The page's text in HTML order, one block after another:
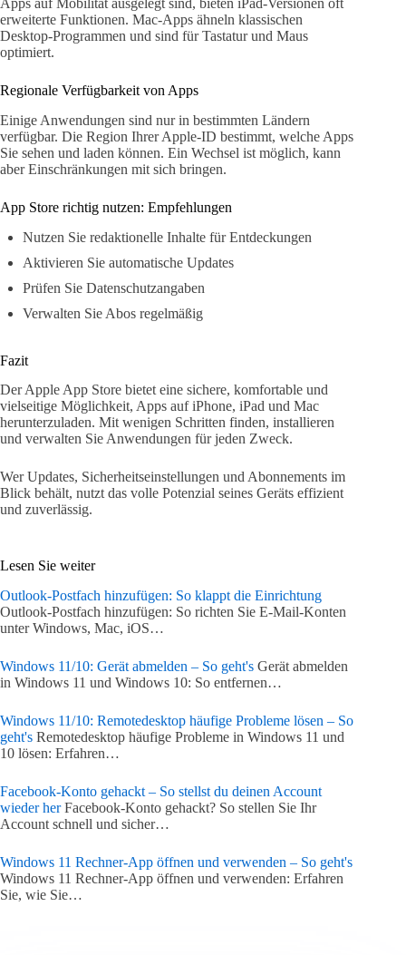
Apps auf Mobilität ausgelegt sind, bieten iPad-Versionen oft
erweiterte Funktionen. Mac-Apps ähneln klassischen
Desktop-Programmen und sind für Tastatur und Maus
optimiert.
Regionale Verfügbarkeit von Apps
Einige Anwendungen sind nur in bestimmten Ländern
verfügbar. Die Region Ihrer Apple-ID bestimmt, welche Apps
Sie sehen und laden können. Ein Wechsel ist möglich, kann
aber Einschränkungen mit sich bringen.
App Store richtig nutzen: Empfehlungen
Nutzen Sie redaktionelle Inhalte für Entdeckungen
Aktivieren Sie automatische Updates
Prüfen Sie Datenschutzangaben
Verwalten Sie Abos regelmäßig
Fazit
Der Apple App Store bietet eine sichere, komfortable und
vielseitige Möglichkeit, Apps auf iPhone, iPad und Mac
herunterzuladen. Mit wenigen Schritten finden, installieren
und verwalten Sie Anwendungen für jeden Zweck.
Wer Updates, Sicherheitseinstellungen und Abonnements im
Blick behält, nutzt das volle Potenzial seines Geräts effizient
und zuverlässig.
Lesen Sie weiter
Outlook-Postfach hinzufügen: So klappt die Einrichtung
Outlook-Postfach hinzufügen: So richten Sie E-Mail-Konten
unter Windows, Mac, iOS…
Windows 11/10: Gerät abmelden – So geht's Gerät abmelden
in Windows 11 und Windows 10: So entfernen…
Windows 11/10: Remotedesktop häufige Probleme lösen – So
geht's Remotedesktop häufige Probleme in Windows 11 und
10 lösen: Erfahren…
Facebook-Konto gehackt – So stellst du deinen Account
wieder herFacebook-Konto gehackt? So stellen Sie Ihr
Account schnell und sicher…
Windows 11 Rechner-App öffnen und verwenden – So geht's
Windows 11 Rechner-App öffnen und verwenden: Erfahren
Sie, wie Sie…